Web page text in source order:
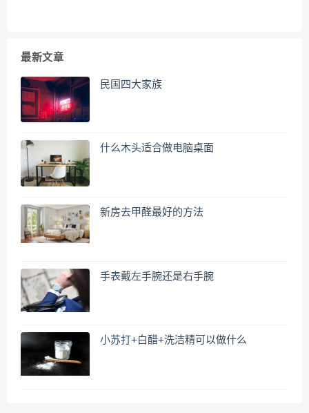
最新文章
民国四大家族
什么木头适合做电脑桌面
新房去甲醛最好的方法
手表戴左手腕还是右手腕
小苏打+白醋+洗洁精可以做什么